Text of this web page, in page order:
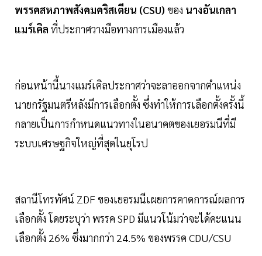
พรรคสหภาพสังคมคริสเตียน (CSU) ของ นางอันเกลา
แมร์เคิล ที่ประกาศวางมือทางการเมืองแล้ว
ก่อนหน้านี้นางแมร์เคิลประกาศว่าจะลาออกจากตำแหน่ง
นายกรัฐมนตรีหลังมีการเลือกตั้ง ซึ่งทำให้การเลือกตั้งครั้งนี้
กลายเป็นการกำหนดแนวทางในอนาคตของเยอรมนีที่มี
ระบบเศรษฐกิจใหญ่ที่สุดในยุโรป
สถานีโทรทัศน์ ZDF ของเยอรมนีเผยการคาดการณ์ผลการ
เลือกตั้ง โดยระบุว่า พรรค SPD มีแนวโน้มว่าจะได้คะแนน
เลือกตั้ง 26% ซึ่งมากกว่า 24.5% ของพรรค CDU/CSU